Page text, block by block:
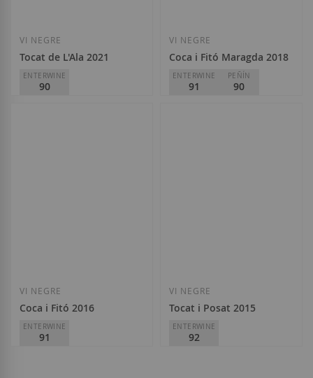
VI NEGRE
Tocat de L'Ala 2021
ENTERWINE
90
VI NEGRE
Coca i Fitó Maragda 2018
ENTERWINE
91
PEÑÍN
90
VI NEGRE
Coca i Fitó 2016
ENTERWINE
91
VI NEGRE
Tocat i Posat 2015
ENTERWINE
92